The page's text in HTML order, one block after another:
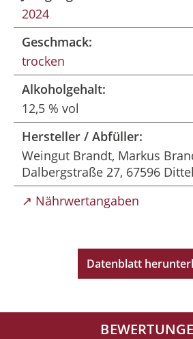
2024
Geschmack:
trocken
Alkoholgehalt:
12,5 % vol
Hersteller / Abfüller:
Weingut Brandt, Markus
Dalbergstraße 27, 67596
↗ Nährwertangaben
Datenblatt